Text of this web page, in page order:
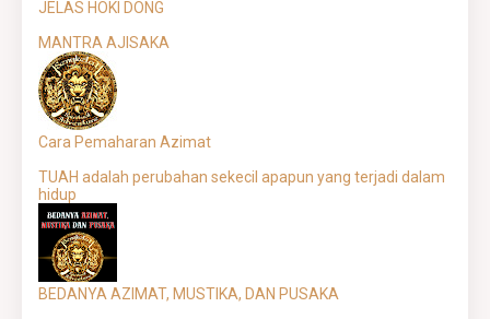
JELAS HOKI DONG
MANTRA AJISAKA
Cara Pemaharan Azimat
TUAH adalah perubahan sekecil apapun yang terjadi dalam
hidup
BEDANYA AZIMAT, MUSTIKA, DAN PUSAKA